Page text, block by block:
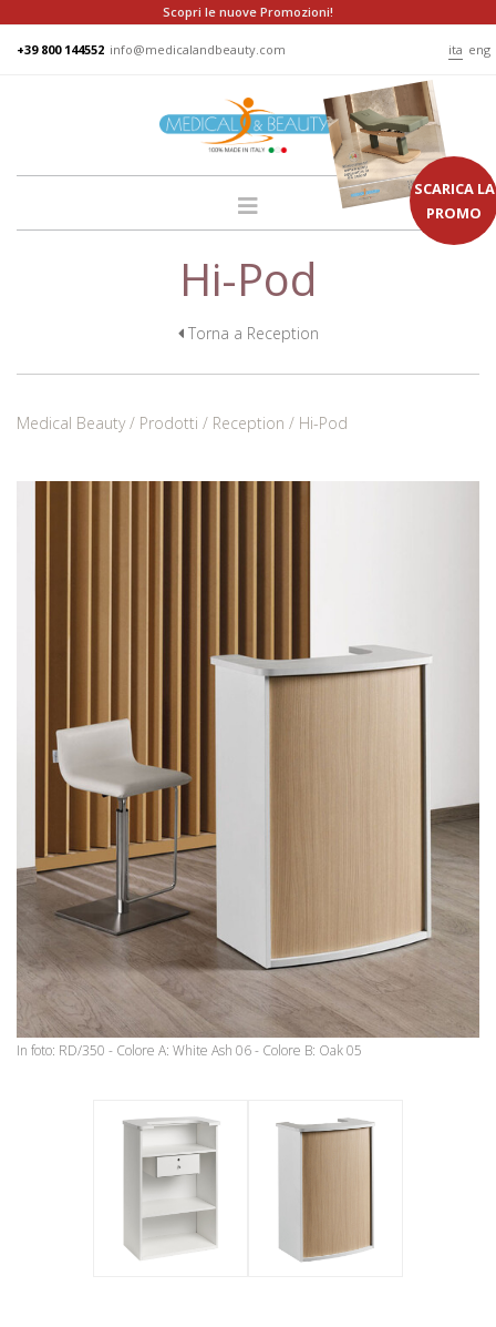
Scopri le nuove Promozioni!
+39 800 144552 info@medicalandbeauty.com ita eng
SCARICA LA
PROMO
RECEPTION
REALIZZAZIONI
DISTRIBUTORI
DOWNLOAD
CONTATTI
Hi-Pod
Torna a Reception
Medical Beauty Prodotti Reception Hi-Pod
In foto: RD/350 - Colore A: White Ash 06 - Colore B: Oak 05